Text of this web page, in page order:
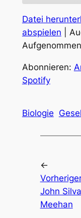
Amazon
TEILEN
LINK
EMBED
Datei
abspielen
Abonnieren:
Spotify
Biologie
←
John Silva
Meehan